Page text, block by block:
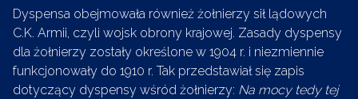
Dyspensa obejmowała również żołnierzy sił lądowych
C.K. Armii, czyli wojsk obrony krajowej. Zasady dyspensy
dla żołnierzy zostały określone w 1904 r. i niezmiennie
funkcjonowały do 1910 r. Tak przedstawiał się zapis
dotyczący dyspensy wśród żołnierzy: Na mocy tedy tej